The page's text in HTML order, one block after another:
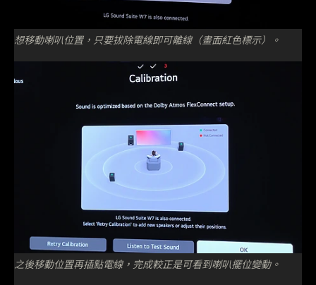
想移動喇叭位置，只要拔除電線即可離線（畫面紅色標示）。
之後移動位置再插點電線，完成較正是可看到喇叭擺位變動。